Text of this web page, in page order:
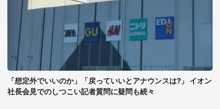
「想定外でいいのか」「戻っていいとアナウンスは?」 イオン
社長会見でのしつこい記者質問に疑問も続々